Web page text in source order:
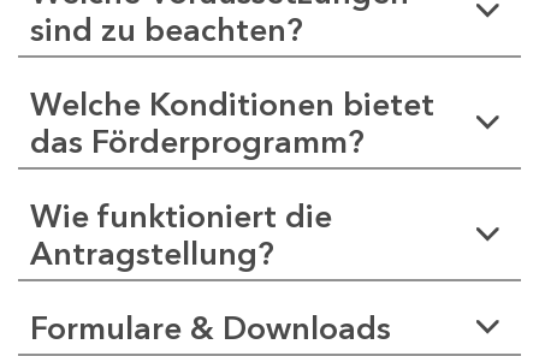
sind zu beachten?
Welche Konditionen bietet
das Förderprogramm?
Wie funktioniert die
Antragstellung?
Formulare & Downloads